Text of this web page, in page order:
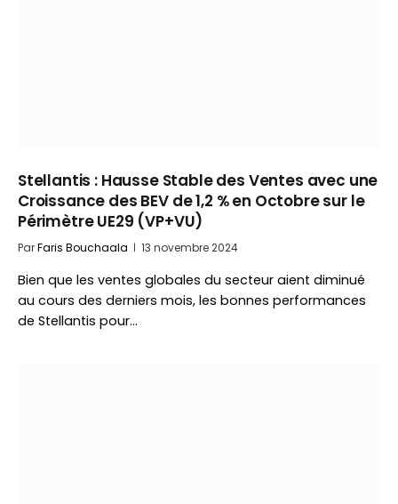
Stellantis : Hausse Stable des Ventes avec une
Croissance des BEV de 1,2 % en Octobre sur le
Périmètre UE29 (VP+VU)
ParFaris Bouchaala 13 novembre 2024
Bien que les ventes globales du secteur aient diminué
au cours des derniers mois, les bonnes performances
de Stellantis pour…